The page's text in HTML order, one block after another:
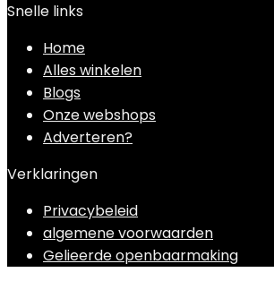
Snelle links
Home
Alles winkelen
Blogs
Onze webshops
Adverteren?
Verklaringen
Privacybeleid
algemene voorwaarden
Gelieerde openbaarmaking